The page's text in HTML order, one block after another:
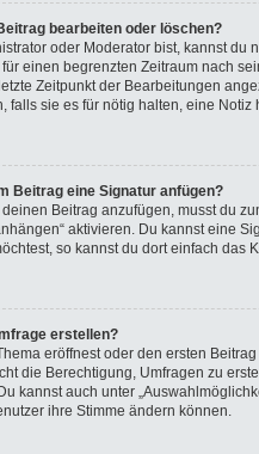
bearbeiten oder löschen?
oder Moderator bist, kannst
einen begrenzten Zeitraum nach
Zeitpunkt der Bearbeitungen
falls sie es für nötig halten, eine
Beitrag eine Signatur anfügen?
Beitrag anzufügen, musst du
aktivieren. Du kannst eine
so kannst du dort einfach das
erstellen?
eröffnest oder den ersten
die Berechtigung, Umfragen zu
kannst auch unter
ihre Stimme ändern können.